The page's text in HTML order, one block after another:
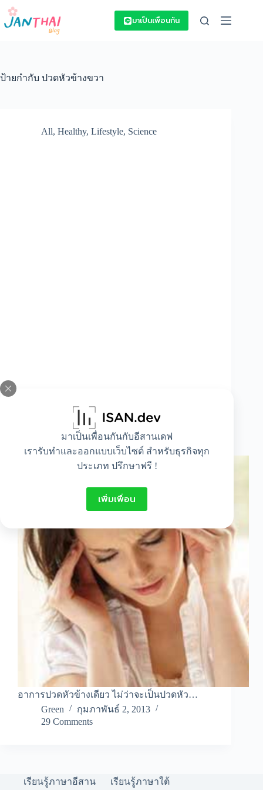
Skip
content
มาเป็นเพื่อนกันกับอีสานเดฟ
เรารับทำและออกแบบเว็บไซต์ สำหรับธุรกิจทุก
ประเภท ปรึกษาฟรี !
เพิ่มเพื่อน
มาเป็นเพื่อนกัน
ป้ายกำกับ ปวดหัวข้างขวา
All, Healthy, Lifestyle, Science
ปวดหัวข้างซ้าย ข้างเดียว เป็นอะไร
อาการปวดหัวข้างเดียว ไม่ว่าจะเป็นปวดหัว…
Green
กุมภาพันธ์ 2, 2013
29 Comments
เรียนรู้ภาษาอีสาน เรียนรู้ภาษาใต้